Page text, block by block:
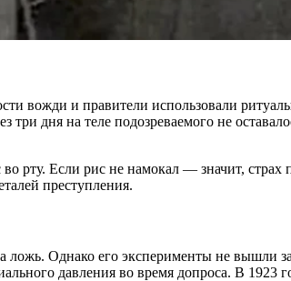
вожди и правители использовали
дня на теле подозреваемого не
рту. Если рис не намокал — значит,
преступления.
ложь. Однако его эксперименты не
давления во время допроса. В 1923